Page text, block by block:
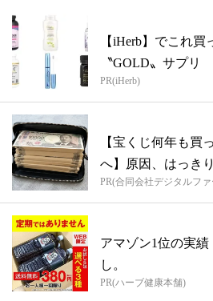
【iHerb】でこれ
〝GOLD〟サプリ
PR(iHerb)
【宝くじ何年も買
へ】原因、はっき
PR(合同会社デジタルフ
アマゾン1位の実
し。
PR(ハーブ健康本舗)